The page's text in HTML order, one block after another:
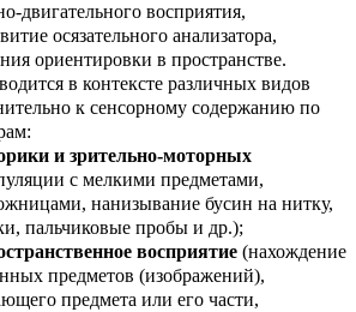
двигательного восприятия,
осязательного анализатора,
ориентировки в пространстве.
в контексте различных видов
к сенсорному содержанию по
и зрительно-моторных
с мелкими предметами,
нанизывание бусин на нитку,
пальчиковые пробы и др.);
восприятие (нахождение
предметов (изображений),
предмета или его части,